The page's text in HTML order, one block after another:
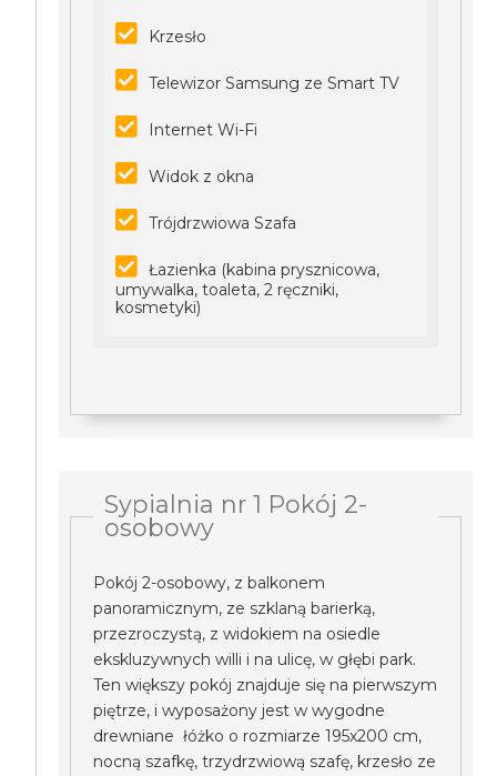
Krzesło
Telewizor Samsung ze Smart TV
Internet Wi-Fi
Widok z okna
Trójdrzwiowa Szafa
Łazienka (kabina prysznicowa,
umywalka, toaleta, 2 ręczniki,
kosmetyki)
Sypialnia nr 1 Pokój 2-
osobowy
Pokój 2-osobowy, z balkonem
panoramicznym, ze szklaną barierką,
przezroczystą, z widokiem na osiedle
ekskluzywnych willi i na ulicę, w głębi park.
Ten większy pokój znajduje się na pierwszym
piętrze, i wyposażony jest w wygodne
drewniane łóżko o rozmiarze 195x200 cm,
nocną szafkę, trzydrzwiową szafę, krzesło ze